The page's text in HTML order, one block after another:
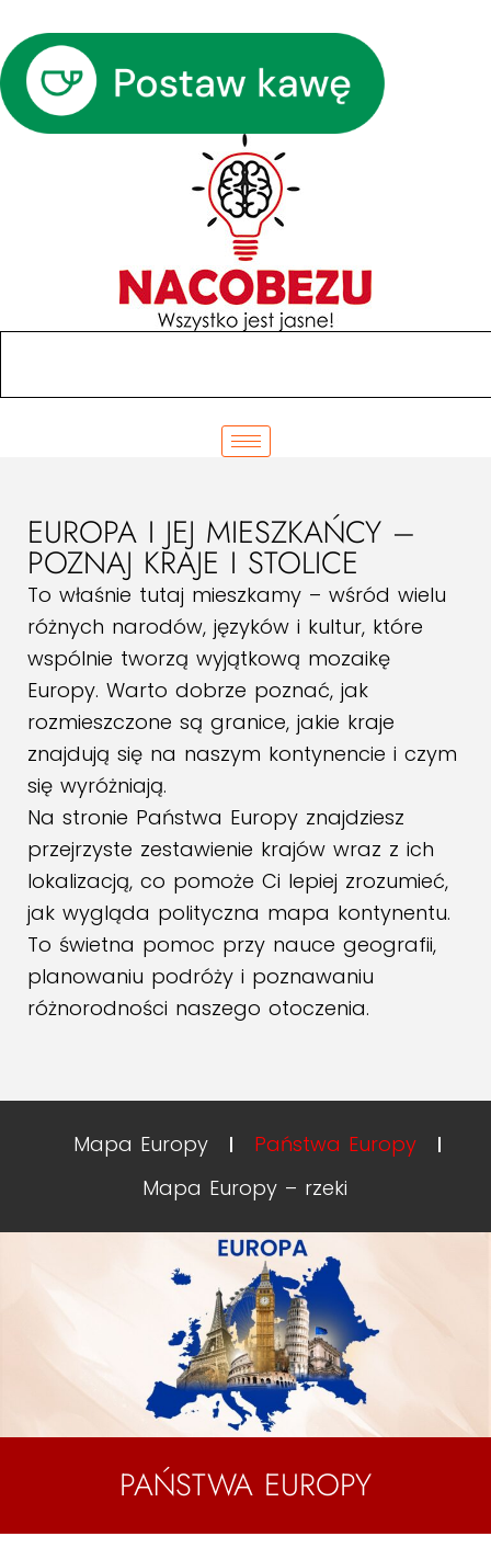
EUROPA I JEJ MIESZKAŃCY –
POZNAJ KRAJE I STOLICE
To właśnie tutaj mieszkamy – wśród wielu
różnych narodów, języków i kultur, które
wspólnie tworzą wyjątkową mozaikę
Europy. Warto dobrze poznać, jak
rozmieszczone są granice, jakie kraje
znajdują się na naszym kontynencie i czym
się wyróżniają.
Na stronie Państwa Europy znajdziesz
przejrzyste zestawienie krajów wraz z ich
lokalizacją, co pomoże Ci lepiej zrozumieć,
jak wygląda polityczna mapa kontynentu.
To świetna pomoc przy nauce geografii,
planowaniu podróży i poznawaniu
różnorodności naszego otoczenia.
Mapa Europy
Państwa Europy
Mapa Europy – rzeki
PAŃSTWA EUROPY